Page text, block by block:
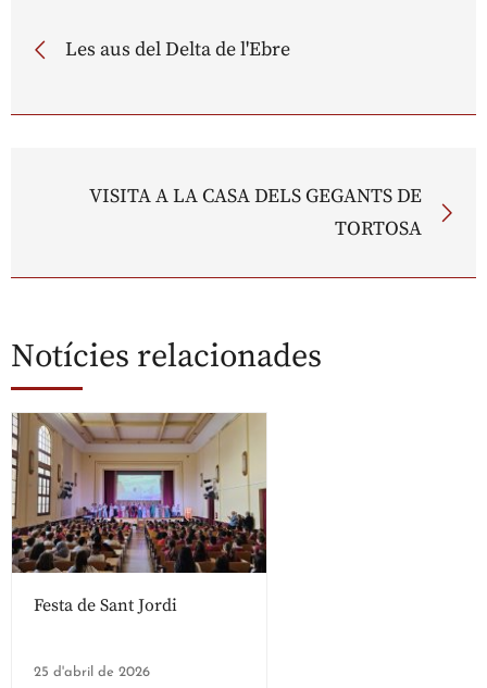
Les aus del Delta de l'Ebre
VISITA A LA CASA DELS GEGANTS DE
TORTOSA
Notícies relacionades
Festa de Sant Jordi
25 d'abril de 2026